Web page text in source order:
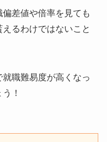
差値や倍率を見ても
るわけではないこと
職難易度が高くなっ
！